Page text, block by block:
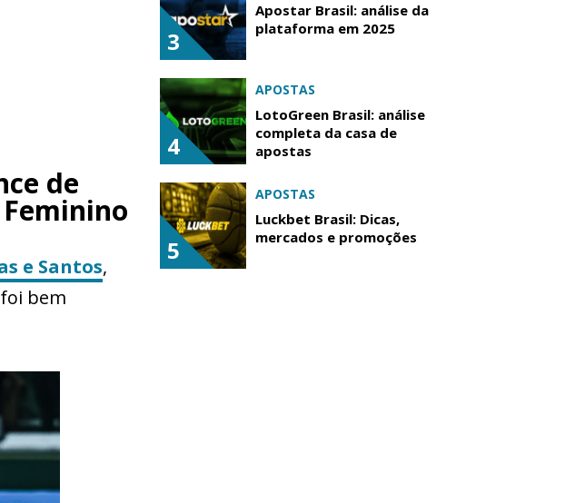
de
e Santos,
bem
3
Apostar Brasil: análise da
plataforma em 2025
4
APOSTAS
LotoGreen Brasil: análise
completa da casa de
apostas
5
APOSTAS
Luckbet Brasil: Dicas,
mercados e promoções